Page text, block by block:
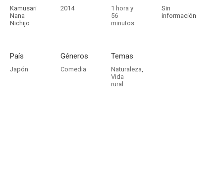
Kamusari
Nana
Nichijo
2014
1 hora y
56
minutos
Sin
información
País
Japón
Géneros
Comedia
Temas
Naturaleza,
Vida
rural